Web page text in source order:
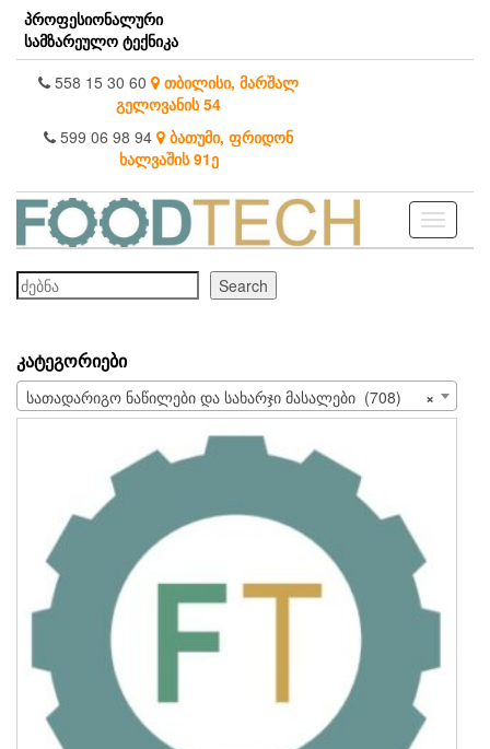
Skip
the
content
პროფესიონალური
სამზარეულო ტექნიკა
558 15 30 60 თბილისი, მარშალ
გელოვანის 54
599 06 98 94 ბათუმი, ფრიდონ
ხალვაშის 91ე
Toggle
ძებნა
Search
ᲙᲐᲢᲔᲒᲝᲠᲘᲔᲑᲘ
×
სათადარიგო ნაწილები და სახარჯი მასალები (708)